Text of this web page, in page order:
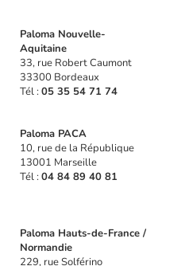
Paloma Nouvelle-
Aquitaine
33, rue Robert Caumont
33300 Bordeaux
Tél : 05 35 54 71 74
Paloma PACA
10, rue de la République
13001 Marseille
Tél : 04 84 89 40 81
Paloma Hauts-de-France /
Normandie
229, rue Solférino